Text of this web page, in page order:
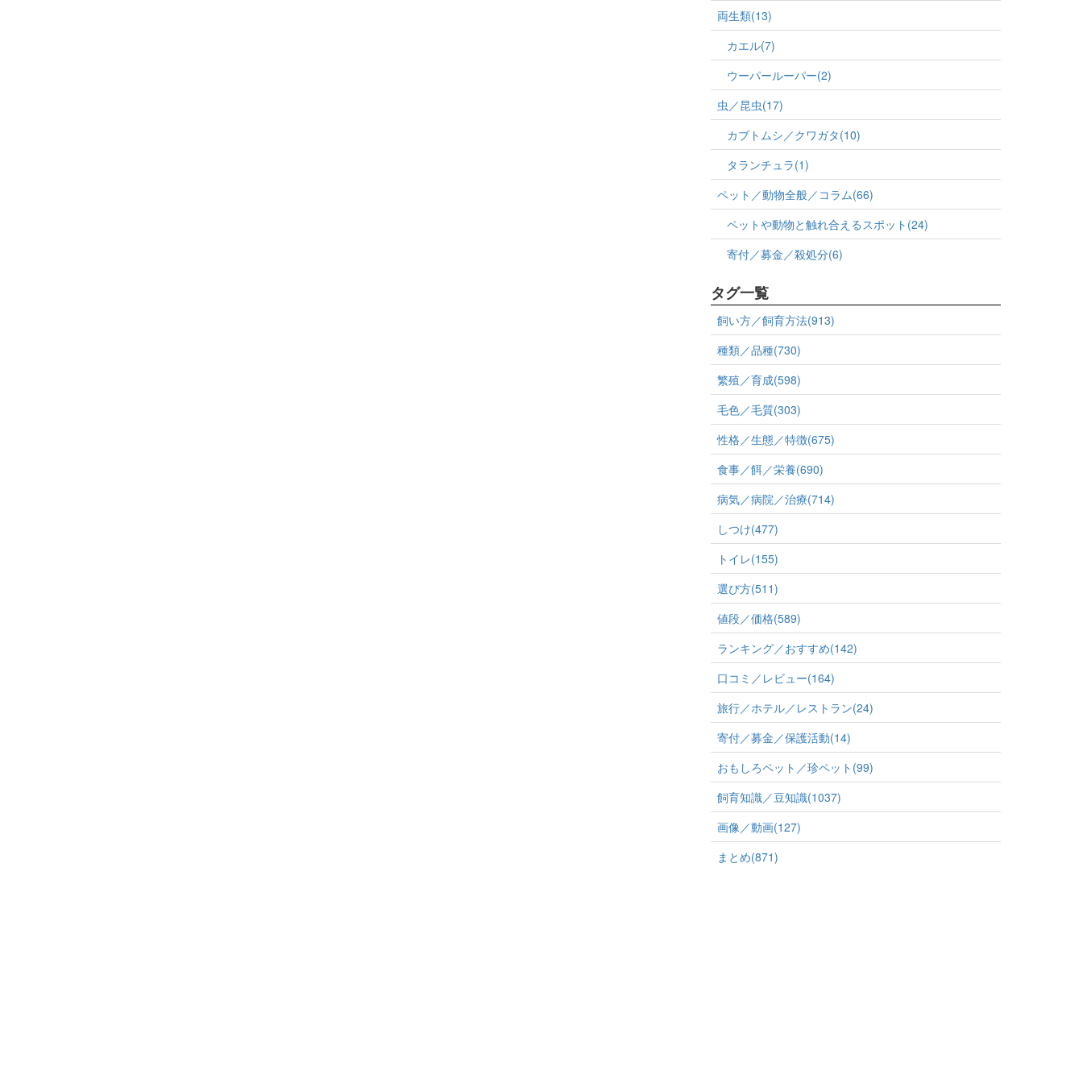
両生類(13)
カエル(7)
ウーパールーパー(2)
虫／昆虫(17)
カブトムシ／クワガタ(10)
タランチュラ(1)
ペット／動物全般／コラム(66)
ペットや動物と触れ合えるスポット(24)
寄付／募金／殺処分(6)
タグ一覧
飼い方／飼育方法(913)
種類／品種(730)
繁殖／育成(598)
毛色／毛質(303)
性格／生態／特徴(675)
食事／餌／栄養(690)
病気／病院／治療(714)
しつけ(477)
トイレ(155)
選び方(511)
値段／価格(589)
ランキング／おすすめ(142)
口コミ／レビュー(164)
旅行／ホテル／レストラン(24)
寄付／募金／保護活動(14)
おもしろペット／珍ペット(99)
飼育知識／豆知識(1037)
画像／動画(127)
まとめ(871)